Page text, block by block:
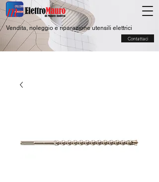
Vendita, noleggio e riparazione utensili elettrici
Contattaci